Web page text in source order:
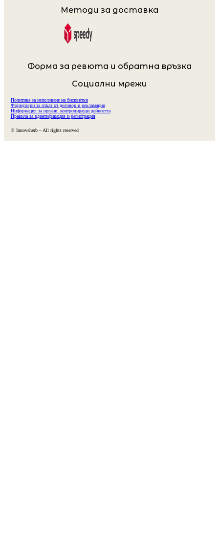
Методи за доставка
Форма за ревюта и обратна връзка
Социални мрежи
Политика за използване на бисквитки
Формуляри за отказ от договор и рекламации
Информация за органи, контролиращи дейността
Правила за идентификация и регистрация
© Innovaherb – All rights reserved